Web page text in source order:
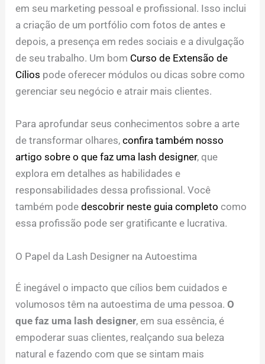
em seu marketing pessoal e profissional. Isso inclui
a criação de um portfólio com fotos de antes e
depois, a presença em redes sociais e a divulgação
de seu trabalho. Um bom Curso de Extensão de
Cílios pode oferecer módulos ou dicas sobre como
gerenciar seu negócio e atrair mais clientes.
Para aprofundar seus conhecimentos sobre a arte
de transformar olhares,confira também nosso
artigo sobre o que faz uma lash designer, que
explora em detalhes as habilidades e
responsabilidades dessa profissional. Você
também podedescobrir neste guia completo como
essa profissão pode ser gratificante e lucrativa.
O Papel da Lash Designer na Autoestima
É inegável o impacto que cílios bem cuidados e
volumosos têm na autoestima de uma pessoa.O
que faz uma lash designer, em sua essência, é
empoderar suas clientes, realçando sua beleza
natural e fazendo com que se sintam mais